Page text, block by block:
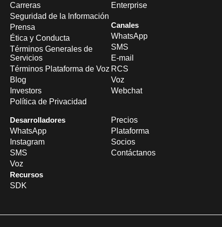
Carreras
Seguridad de la Información
Prensa
Ética y Conducta
Términos Generales de
Servicios
Términos Plataforma de Voz
Blog
Investors
Política de Privacidad
Enterprise
Canales
WhatsApp
SMS
E-mail
RCS
Voz
Webchat
Desarrolladores
WhatsApp
Instagram
SMS
Voz
Recursos
SDK
Precios
Plataforma
Socios
Contáctanos